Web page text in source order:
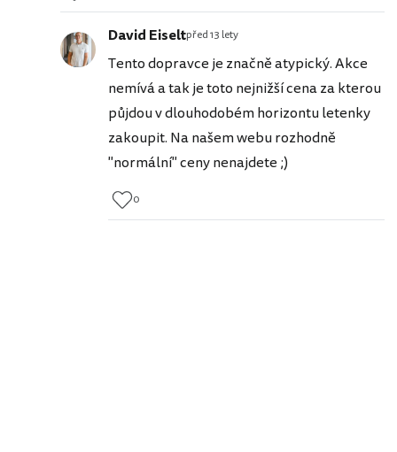
David Eiseltpřed 13 lety
Tento dopravce je značně atypický. Akce
nemívá a tak je toto nejnižší cena za kterou
půjdou v dlouhodobém horizontu letenky
zakoupit. Na našem webu rozhodně
"normální" ceny nenajdete ;)
0